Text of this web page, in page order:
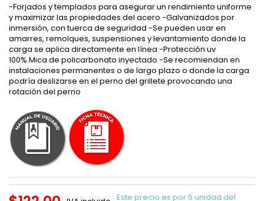
-Forjados y templados para asegurar un rendimiento uniforme
y maximizar las propiedades del acero -Galvanizados por
inmersión, con tuerca de seguridad -Se pueden usar en
amarres, remolques, suspensiones y levantamiento donde la
carga se aplica directamente en línea -Protección uv
100%.Mica de policarbonato inyectado -Se recomiendan en
instalaciones permanentes o de largo plazo o donde la carga
podría deslizarse en el perno del grillete provocando una
rotación del perno
Este precio es por 5 unidad del